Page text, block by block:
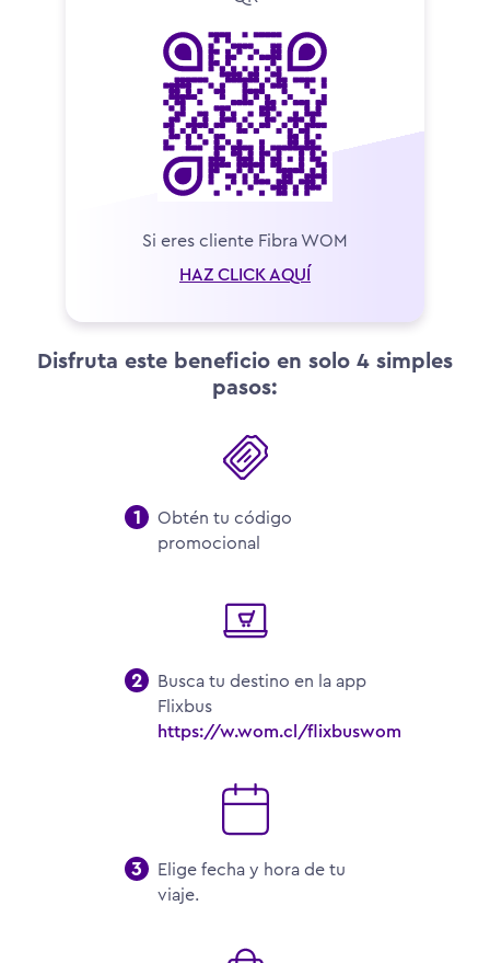
Si eres cliente Fibra WOM
HAZ CLICK AQUÍ
Disfruta este beneficio en solo 4 simples
pasos:
Obtén tu código
promocional
Busca tu destino en la app
Flixbus
https://w.wom.cl/flixbuswom
Elige fecha y hora de tu
viaje.